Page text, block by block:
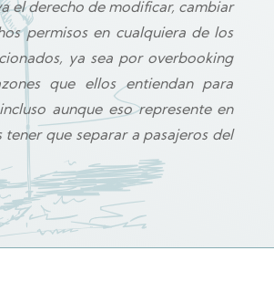
el derecho de modificar, cambiar
permisos en cualquiera de los
ya sea por overbooking
que ellos entiendan para
aunque eso represente en
tener que separar a pasajeros del